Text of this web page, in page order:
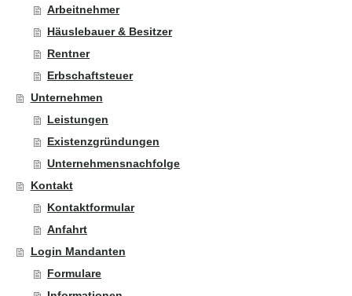
Arbeitnehmer
Häuslebauer & Besitzer
Rentner
Erbschaftsteuer
Unternehmen
Leistungen
Existenzgründungen
Unternehmensnachfolge
Kontakt
Kontaktformular
Anfahrt
Login Mandanten
Formulare